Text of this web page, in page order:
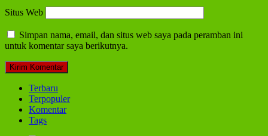
Situs Web
Simpan nama, email, dan situs web saya pada peramban ini
untuk komentar saya berikutnya.
Terbaru
Terpopuler
Komentar
Tags